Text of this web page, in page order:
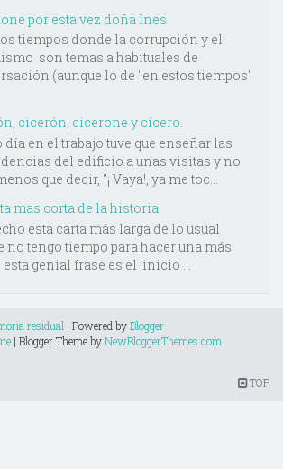
por esta vez doña Ines
tiempos donde la corrupción y el
son temas a habituales de
(aunque lo de "en estos tiempos"
cicerón, cicerone y cícero.
día en el trabajo tuve que enseñar las
del edificio a unas visitas y no
que decir, "¡ Vaya!, ya me toc...
mas corta de la historia
esta carta más larga de lo usual
no tengo tiempo para hacer una más
esta genial frase es el inicio ...
residual | Powered byBlogger
| Blogger Theme byNewBloggerThemes.com
TOP